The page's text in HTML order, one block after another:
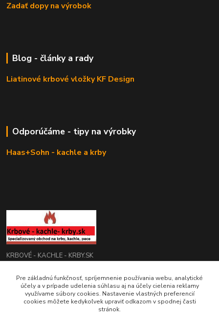
Zadať dopy na výrobok
Blog - články a rady
Liatinové krbové vložky KF Design
Odporúčáme - tipy na výrobky
Haas+Sohn - kachle a krby
KRBOVÉ - KACHLE - KRBY.SK
0949 476 255
08:00 - 17.00
Pre základnú funkčnosť, spríjemnenie používania webu, analytické
účely a v prípade udelenia súhlasu aj na účely cielenia reklamy
využívame súbory cookies. Nastavenie vlastných preferencií
cookies môžete kedykoľvek upraviť odkazom v spodnej časti
stránok.